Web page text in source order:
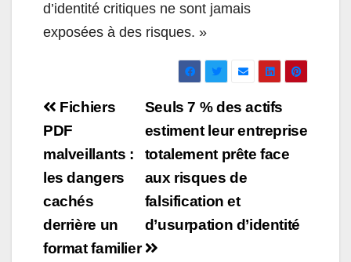
d’identité critiques ne sont jamais
exposées à des risques. »
Navigation
de
l’article
Seuls 7 % des actifs
estiment leur entreprise
totalement prête face
aux risques de
falsification et
d’usurpation d’identité
Fichiers
PDF
malveillants :
les dangers
cachés
derrière un
format familier